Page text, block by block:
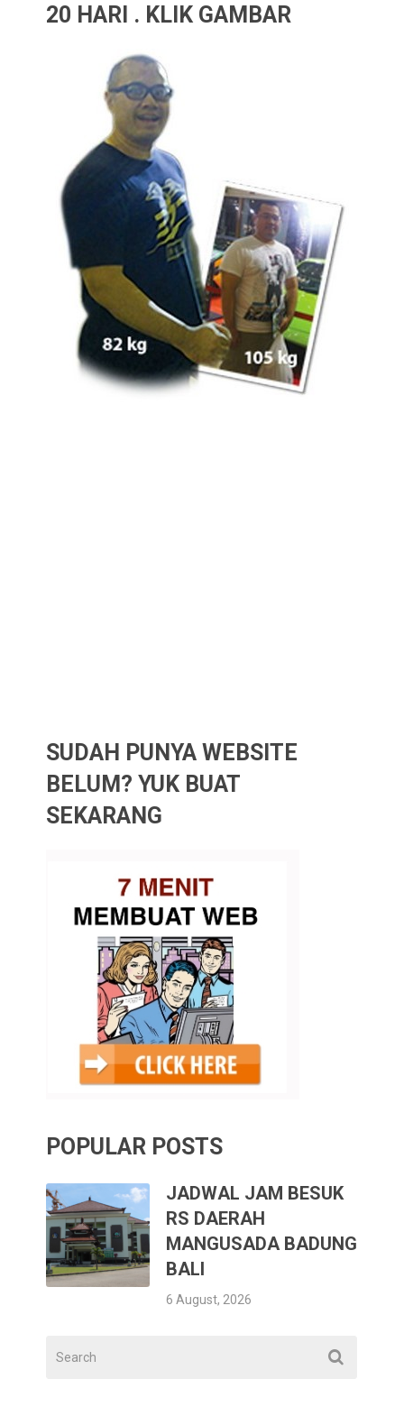
20 HARI . KLIK GAMBAR
SUDAH PUNYA WEBSITE
BELUM? YUK BUAT
SEKARANG
POPULAR POSTS
JADWAL JAM BESUK
RS DAERAH
MANGUSADA BADUNG
BALI
6 August, 2026